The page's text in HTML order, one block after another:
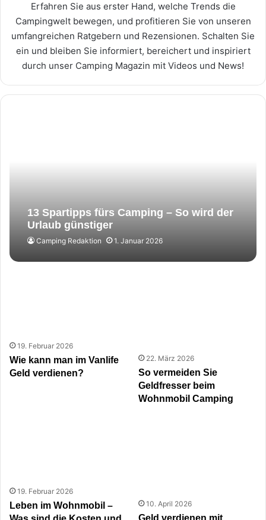
Erfahren Sie aus erster Hand, welche Trends die
Campingwelt bewegen, und profitieren Sie von unseren
umfangreichen Ratgebern und Rezensionen. Schalten Sie
ein und bleiben Sie informiert, bereichert und inspiriert
durch unser Camping Magazin mit Videos und News!
13 Spartipps fürs Camping – So wird der
Urlaub günstiger
Camping Redaktion 1. Januar 2026
19. Februar 2026
Wie kann man im Vanlife
Geld verdienen?
22. März 2026
So vermeiden Sie
Geldfresser beim
Wohnmobil Camping
19. Februar 2026
Leben im Wohnmobil –
10. April 2026
Geld verdienen mit